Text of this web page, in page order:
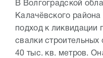
В Волгоградской
Калачёвского
подход к ликвидации
свалки
40 тыс. кв. метров.